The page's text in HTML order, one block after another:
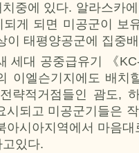
중에 있다. 알라스카
되게 되면 미공군이 보
이 태평양공군에 집중
세대 공중급유기 《
이엘슨기지에도 배치
략적거점들인 괌도,
시되고 미공군기들은
아시아지역에서 마음
있다.